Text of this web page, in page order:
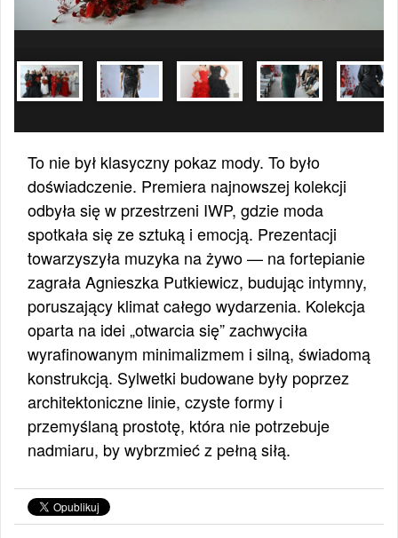
To nie był klasyczny pokaz mody. To było
doświadczenie. Premiera najnowszej kolekcji
odbyła się w przestrzeni IWP, gdzie moda
spotkała się ze sztuką i emocją. Prezentacji
towarzyszyła muzyka na żywo — na fortepianie
zagrała Agnieszka Putkiewicz, budując intymny,
poruszający klimat całego wydarzenia. Kolekcja
oparta na idei „otwarcia się” zachwyciła
wyrafinowanym minimalizmem i silną, świadomą
konstrukcją. Sylwetki budowane były poprzez
architektoniczne linie, czyste formy i
przemyślaną prostotę, która nie potrzebuje
nadmiaru, by wybrzmieć z pełną siłą.